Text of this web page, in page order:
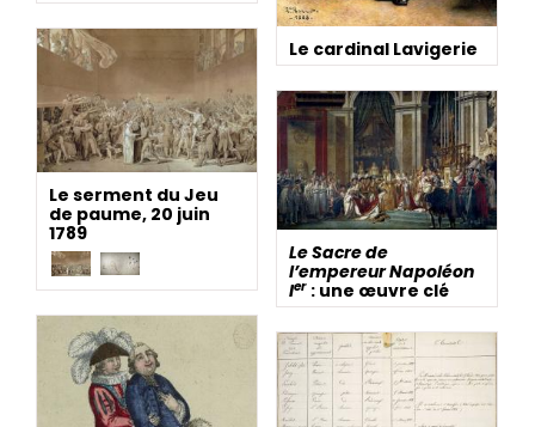
Le cardinal Lavigerie
Le serment du Jeu
de paume, 20 juin
1789
Le Sacre de
l’empereur Napoléon
Ier : une œuvre clé